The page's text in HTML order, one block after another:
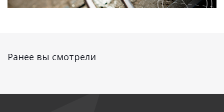
Ранее вы смотрели